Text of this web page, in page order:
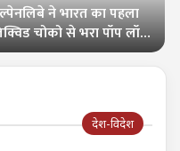
ने भारत का पहला
चोको से भरा पॉप लॉन्च
देश-विदेश